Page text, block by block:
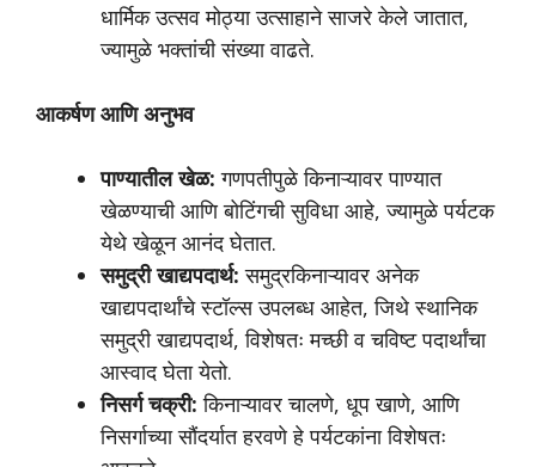
धार्मिक उत्सव मोठ्या उत्साहाने साजरे केले जातात,
ज्यामुळे भक्तांची संख्या वाढते.
आकर्षण आणि अनुभव
पाण्यातील खेळ: गणपतीपुळे किनाऱ्यावर पाण्यात
खेळण्याची आणि बोटिंगची सुविधा आहे, ज्यामुळे पर्यटक
येथे खेळून आनंद घेतात.
समुद्री खाद्यपदार्थ: समुद्रकिनाऱ्यावर अनेक
खाद्यपदार्थांचे स्टॉल्स उपलब्ध आहेत, जिथे स्थानिक
समुद्री खाद्यपदार्थ, विशेषतः मच्छी व चविष्ट पदार्थांचा
आस्वाद घेता येतो.
निसर्ग चक्री: किनाऱ्यावर चालणे, धूप खाणे, आणि
निसर्गाच्या सौंदर्यात हरवणे हे पर्यटकांना विशेषतः